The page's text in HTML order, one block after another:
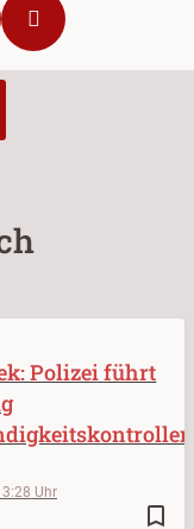
bookmark_border
Polizei führt